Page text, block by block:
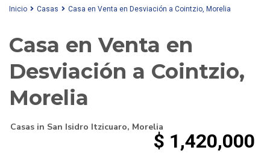
Inicio Casas Casa en Venta en Desviación a Cointzio, Morelia
Casa en Venta en
Desviación a Cointzio,
Morelia
Casas in San Isidro Itzicuaro, Morelia
$ 1,420,000